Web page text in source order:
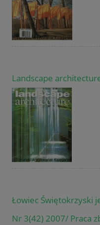
Landscape
Łowiec Świętokrzyski
Nr 3(42) 2007/ Praca